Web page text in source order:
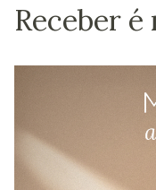
Receber